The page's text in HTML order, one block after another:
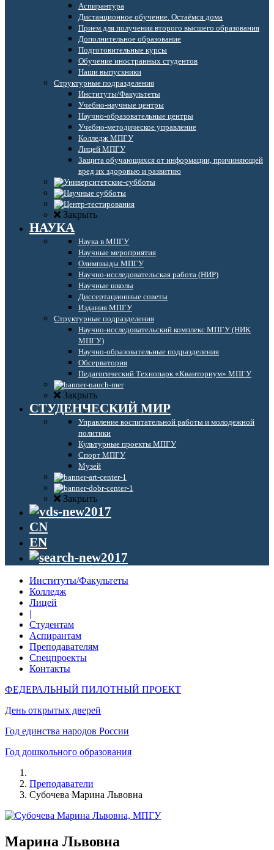
Аспирантура
Дистанционное обучение. Остаёмся дома
Прием для получения второго высшего образования
Дополнительное образование
Подготовительные курсы
Обучение иностранных студентов
Наши выпускники
Структурные подразделения
Институты/Факультеты
Учебно-научные центры
Научно-образовательные центры
Учебно-методическое управление
Колледж МПГУ
Лицей МПГУ
Защита обучающихся от информации, причиняющей
вред их здоровью и развитию
Закрыть
НАУКА
Наука в МПГУ
Научные мероприятия
Олимпиады МПГУ
Научно-исследовательская работа (НИР)
Научные школы
Диссертационные советы
Издания МПГУ
Структурные подразделения
Научно-исследовательский комплекс МПГУ (НИК
МПГУ)
Научно-образовательные подразделения
Обсерватория
Педагогический Технопарк «Кванториум» МПГУ
Закрыть
СТУДЕНЧЕСКИЙ МИР
Управление воспитательной работы и молодежной
политики
Культурные проекты МПГУ
Спорт МПГУ
Музей
Закрыть
CN
EN
Институты/Факультеты
Колледж
Лицей
|
Студентам
Аспирантам
Преподавателям
Спецпроекты
Контакты
ФЕДЕРАЛЬНЫЙ ПИЛОТНЫЙ ПРОЕКТ
День открытых дверей
Год единства народов России
Год дошкольного образования
Преподаватели
Субочева Марина Львовна
Марина Львовна